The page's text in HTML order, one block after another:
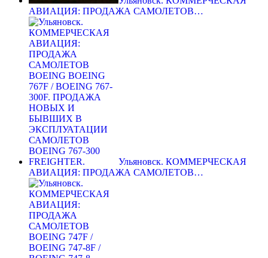
АВИАЦИЯ: ПРОДАЖА САМОЛЕТОВ…
Ульяновск. КОММЕРЧЕСКАЯ
АВИАЦИЯ: ПРОДАЖА САМОЛЕТОВ…